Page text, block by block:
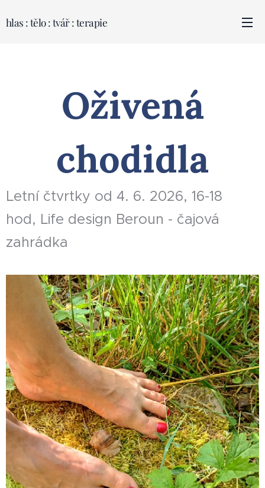
hlas : tělo : tvář : terapie
Oživená
chodidla
Letní čtvrtky od 4. 6. 2026, 16-18
hod, Life design Beroun - čajová
zahrádka